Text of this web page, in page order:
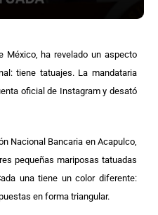
México, ha revelado un aspecto
tiene tatuajes. La mandataria
oficial de Instagram y desató
Nacional Bancaria en Acapulco,
pequeñas mariposas tatuadas
una tiene un color diferente:
en forma triangular.